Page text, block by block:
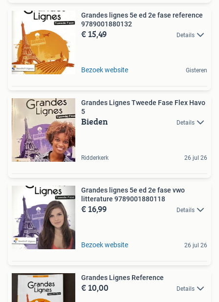
Grandes lignes 5e ed 2e fase reference
9789001880132
€ 15,49 Details
Bezoek website Gisteren
Grandes Lignes Tweede Fase Flex Havo
5
Bieden Details
Ridderkerk 26 jul 26
Grandes lignes 5e ed 2e fase vwo
litterature 9789001880118
€ 16,99 Details
Bezoek website 26 jul 26
Grandes Lignes Reference
€ 10,00 Details